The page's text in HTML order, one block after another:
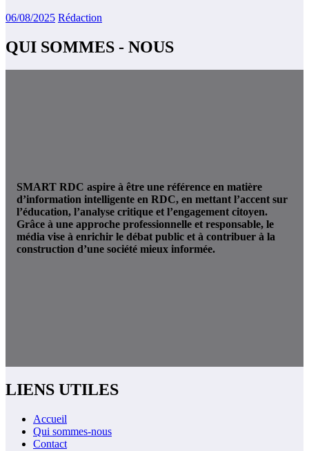
06/08/2025 Rédaction
QUI SOMMES - NOUS
SMART RDC aspire à être une référence en matière
d’information intelligente en RDC, en mettant l’accent sur
l’éducation, l’analyse critique et l’engagement citoyen.
Grâce à une approche professionnelle et responsable, le
média vise à enrichir le débat public et à contribuer à la
construction d’une société mieux informée.
LIENS UTILES
Accueil
Qui sommes-nous
Contact